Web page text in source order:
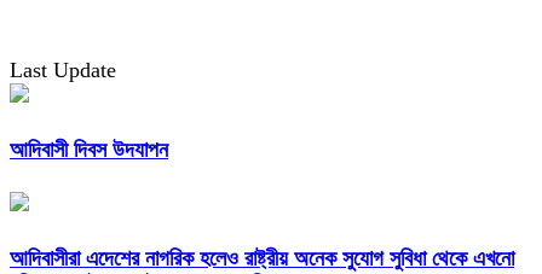
Last Update
আদিবাসী দিবস উদযাপন
আদিবাসীরা এদেশের নাগরিক হলেও রাষ্ট্রীয় অনেক সুযোগ সুবিধা থেকে এখনো